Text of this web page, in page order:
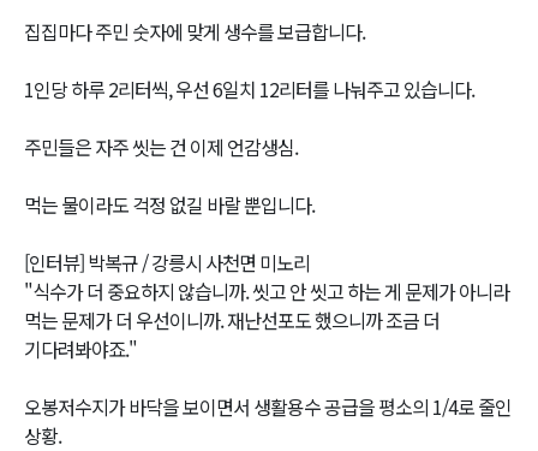
집집마다 주민 숫자에 맞게 생수를 보급합니다.
1인당 하루 2리터씩, 우선 6일치 12리터를 나눠주고 있습니다.
주민들은 자주 씻는 건 이제 언감생심.
먹는 물이라도 걱정 없길 바랄 뿐입니다.
[인터뷰] 박복규 / 강릉시 사천면 미노리
"식수가 더 중요하지 않습니까. 씻고 안 씻고 하는 게 문제가 아니라
먹는 문제가 더 우선이니까. 재난선포도 했으니까 조금 더
기다려봐야죠."
오봉저수지가 바닥을 보이면서 생활용수 공급을 평소의 1/4로 줄인
상황.